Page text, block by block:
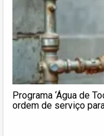
Programa ‘Água de
ordem de serviço